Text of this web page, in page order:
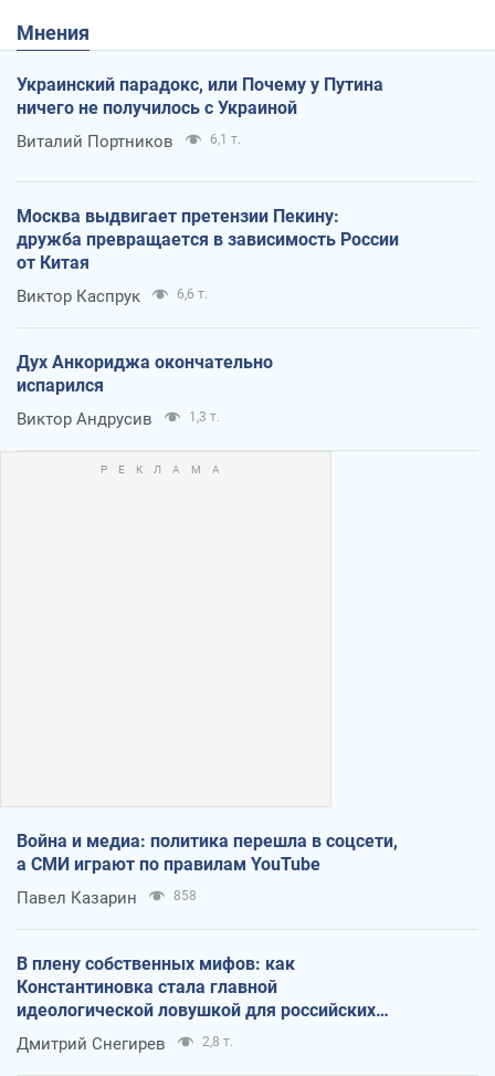
Мнения
Украинский парадокс, или Почему у Путина
ничего не получилось с Украиной
Виталий Портников 6,1 т.
Москва выдвигает претензии Пекину:
дружба превращается в зависимость России
от Китая
Виктор Каспрук 6,6 т.
Дух Анкориджа окончательно
испарился
Виктор Андрусив 1,3 т.
Война и медиа: политика перешла в соцсети,
а СМИ играют по правилам YouTube
Павел Казарин 858
В плену собственных мифов: как
Константиновка стала главной
идеологической ловушкой для российских
оккупантов
Дмитрий Снегирев 2,8 т.